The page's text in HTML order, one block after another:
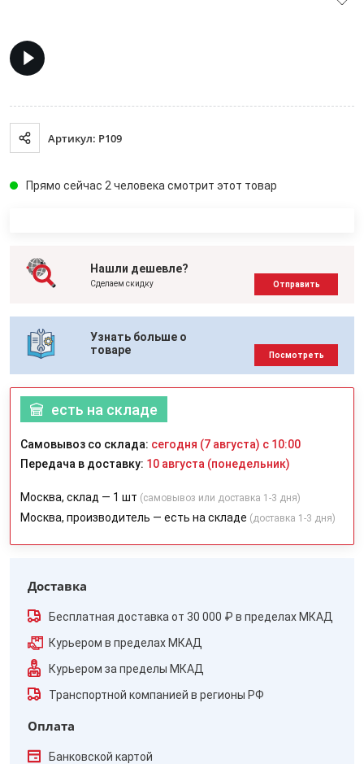
Артикул: P109
Прямо сейчас 2 человека смотрит этот товар
Нашли дешевле?
Сделаем скидку Отправить
Узнать больше о
товаре
Посмотреть
есть на складе
Самовывоз со склада: сегодня (7 августа) с 10:00
Передача в доставку: 10 августа (понедельник)
Москва, склад — 1 шт (самовывоз или доставка 1-3 дня)
Москва, производитель — есть на складе (доставка 1-3 дня)
Доставка
Бесплатная доставка от 30 000 ₽ в пределах МКАД
Курьером в пределах МКАД
Курьером за пределы МКАД
Транспортной компанией в регионы РФ
Оплата
Банковской картой